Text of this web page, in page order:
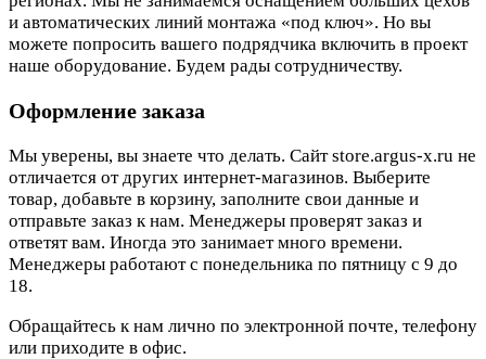
и автоматических линий монтажа «под ключ». Но вы
можете попросить вашего подрядчика включить в проект
наше оборудование. Будем рады сотрудничеству.
Оформление заказа
Мы уверены, вы знаете что делать. Сайт store.argus-x.ru не
отличается от других интернет-магазинов. Выберите
товар, добавьте в корзину, заполните свои данные и
отправьте заказ к нам. Менеджеры проверят заказ и
ответят вам. Иногда это занимает много времени.
Менеджеры работают с понедельника по пятницу с 9 до
18.
Обращайтесь к нам лично по электронной почте, телефону
или приходите в офис.